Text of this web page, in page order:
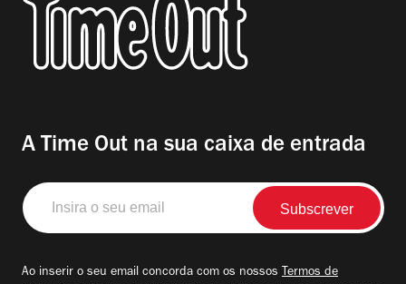
A Time Out na sua caixa de entrada
Insira
o
seu
Ao inserir o seu email concorda com os nossos Termos de